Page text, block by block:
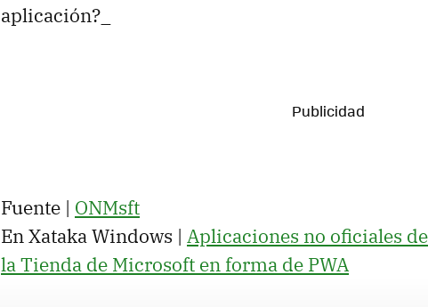
aplicación?_
Fuente | ONMsft
En Xataka Windows | Aplicaciones no oficiales
la Tienda de Microsoft en forma de PWA